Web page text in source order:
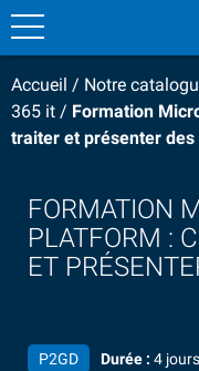
Accueil / Notre
365 it / Formation
traiter et présenter des
FORMATION
PLATFORM :
ET
P2GD Durée : 4 jours